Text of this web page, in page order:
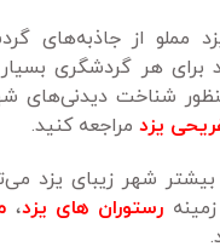
مملو از جاذبه‌های
برای هر گردشگری
شناخت دیدنی‌های
یزد مراجعه کنید.
شهر زیبای یزد
رستوران‌ های یزد،